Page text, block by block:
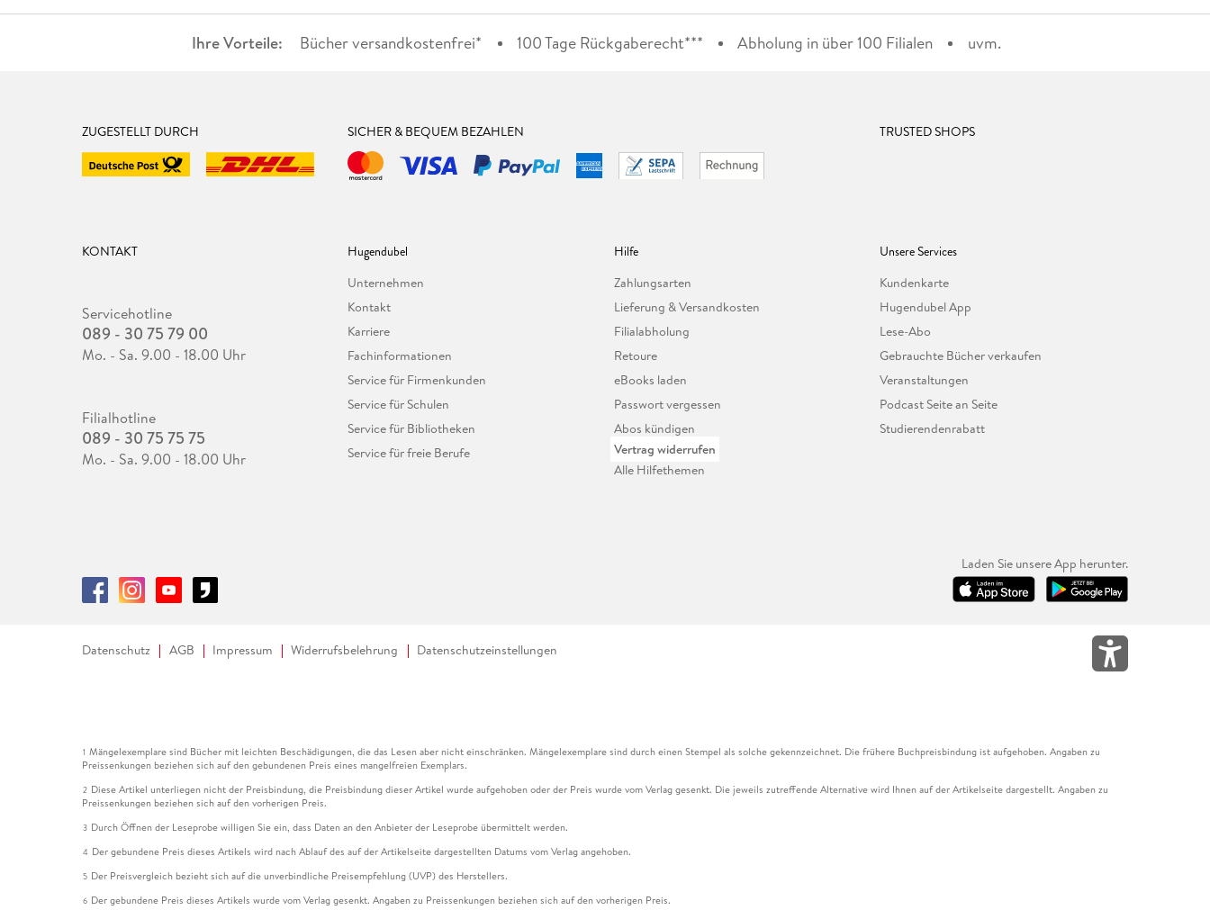
Ihre Vorteile: Bücher versandkostenfrei* 100 Tage Rückgaberecht*** Abholung in über 100 Filialen uvm.
ZUGESTELLT DURCH SICHER & BEQUEM BEZAHLEN TRUSTED SHOPS
KONTAKT
Servicehotline
089 - 30 75 79 00
Mo. - Sa. 9.00 - 18.00 Uhr
Filialhotline
089 - 30 75 75 75
Mo. - Sa. 9.00 - 18.00 Uhr
Hugendubel
Unternehmen
Kontakt
Karriere
Fachinformationen
Service für Firmenkunden
Service für Schulen
Service für Bibliotheken
Service für freie Berufe
Hilfe
Zahlungsarten
Lieferung & Versandkosten
Filialabholung
Retoure
eBooks laden
Passwort vergessen
Abos kündigen
Vertrag widerrufen
Alle Hilfethemen
Unsere Services
Kundenkarte
Hugendubel App
Lese-Abo
Gebrauchte Bücher verkaufen
Veranstaltungen
Podcast Seite an Seite
Studierendenrabatt
Laden Sie unsere App herunter.
Datenschutz AGB Impressum Widerrufsbelehrung Datenschutzeinstellungen
1 Mängelexemplare sind Bücher mit leichten Beschädigungen, die das Lesen aber nicht einschränken. Mängelexemplare sind durch einen Stempel als solche gekennzeichnet. Die frühere Buchpreisbindung ist aufgehoben. Angaben zu
Preissenkungen beziehen sich auf den gebundenen Preis eines mangelfreien Exemplars.
2 Diese Artikel unterliegen nicht der Preisbindung, die Preisbindung dieser Artikel wurde aufgehoben oder der Preis wurde vom Verlag gesenkt. Die jeweils zutreffende Alternative wird Ihnen auf der Artikelseite dargestellt. Angaben zu
Preissenkungen beziehen sich auf den vorherigen Preis.
3 Durch Öffnen der Leseprobe willigen Sie ein, dass Daten an den Anbieter der Leseprobe übermittelt werden.
4 Der gebundene Preis dieses Artikels wird nach Ablauf des auf der Artikelseite dargestellten Datums vom Verlag angehoben.
5 Der Preisvergleich bezieht sich auf die unverbindliche Preisempfehlung (UVP) des Herstellers.
6 Der gebundene Preis dieses Artikels wurde vom Verlag gesenkt. Angaben zu Preissenkungen beziehen sich auf den vorherigen Preis.